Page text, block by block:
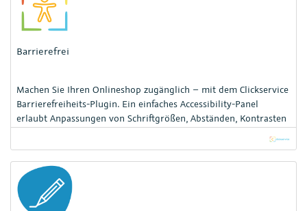
Barrierefrei
Machen Sie Ihren Onlineshop zugänglich – mit dem Clickservice
Barrierefreiheits-Plugin. Ein einfaches Accessibility-Panel
erlaubt Anpassungen von Schriftgrößen, Abständen, Kontrasten